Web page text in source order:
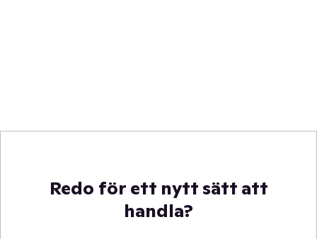
Redo för ett nytt sätt att
handla?